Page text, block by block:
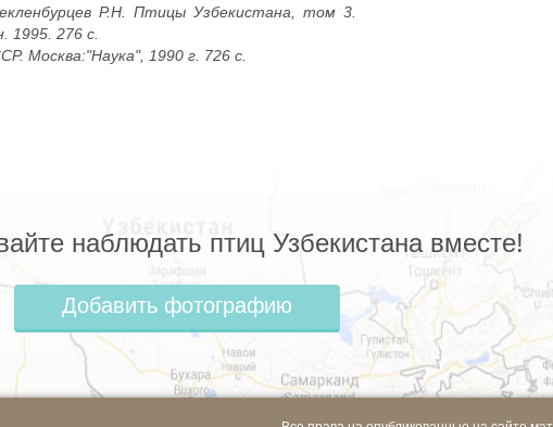
Р.Н. Птицы Узбекистана, том 3.
1995. 276 с.
Москва:"Наука", 1990 г. 726 с.
наблюдать птиц Узбекистана вместе!
Добавить фотографию